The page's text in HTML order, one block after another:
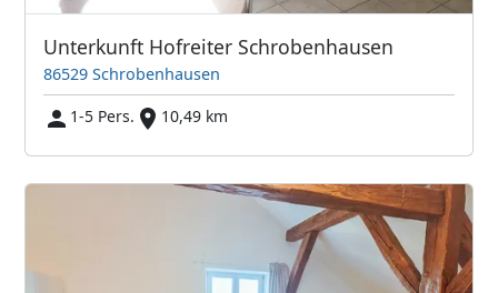
Unterkunft Hofreiter Schrobenhausen
86529 Schrobenhausen
1-5 Pers.
10,49 km